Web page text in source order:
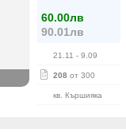
60.00лв
90.01лв
21.11 - 9.09
208 от 300
кв. Кършияка